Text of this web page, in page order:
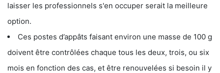
laisser les professionnels s'en occuper serait la meilleure
option.
Ces postes d’appâts faisant environ une masse de 100 g
doivent être contrôlées chaque tous les deux, trois, ou six
mois en fonction des cas, et être renouvelées si besoin il y